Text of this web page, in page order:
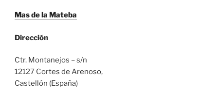
Mas de la Mateba
Dirección
Ctr. Montanejos – s/n
12127 Cortes de Arenoso,
Castellón (España)